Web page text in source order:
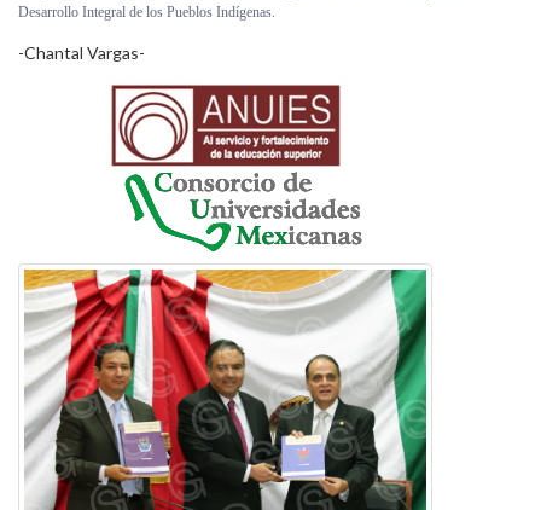
Desarrollo Integral de los Pueblos Indígenas.
-Chantal Vargas-